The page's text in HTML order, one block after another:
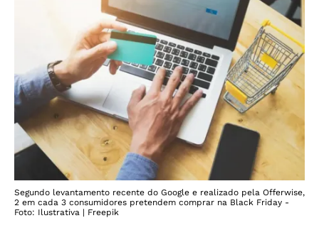
Segundo levantamento recente do Google e realizado pela Offerwise,
2 em cada 3 consumidores pretendem comprar na Black Friday -
Foto: Ilustrativa | Freepik